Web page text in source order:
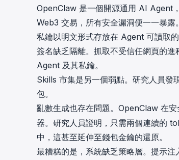
OpenClaw 是一個開源通用 AI Agent
Web3 交易，所有安全漏洞便一一暴露。
私鑰以明文形式存放在 Agent 可讀取
簽名缺乏隔離。抓取不受信任網頁的
Agent 及其私鑰。
Skills 市集是另一個弱點。研究人員發
包。
亂數生成也存在問題。OpenClaw 在安
器。研究人員證明，只需兩個連續的
中，這甚至延伸至錢包金鑰的還原。
最糟糕的是，系統缺乏策略層。提示注